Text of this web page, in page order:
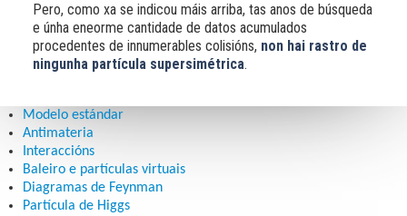
Pero, como xa se indicou máis arriba, tas anos de búsqueda
e únha eneorme cantidade de datos acumulados
procedentes de innumerables colisións, non hai rastro de
ningunha partícula supersimétrica.
Modelo estándar
Antimateria
Interaccións
Baleiro e partículas virtuais
Diagramas de Feynman
Partícula de Higgs